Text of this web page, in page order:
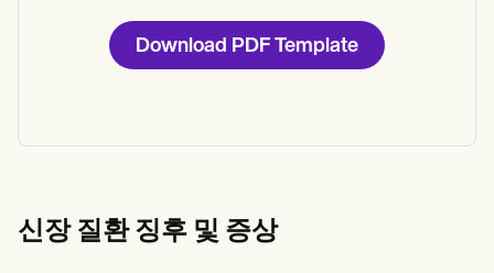
Download PDF Template
신장 질환 징후 및 증상